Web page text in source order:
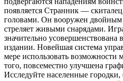
появляется Странник —
головами. Он вооружен двойным
стреляет живыми снарядами.
значительно
издании. Новейшая система
мере использовать возможности
того, повсеместно улучшена
Исследуйте населенные